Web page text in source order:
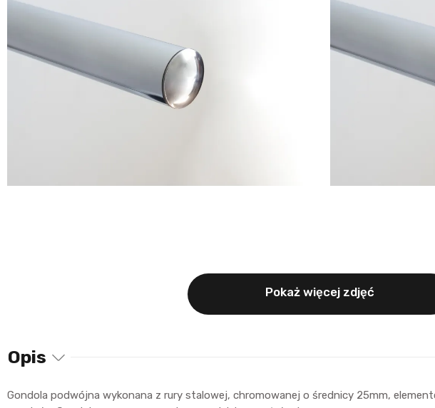
Pokaż więcej zdjęć
Opis
Gondola podwójna wykonana z rury stalowej, chromowanej o średnicy 25mm,